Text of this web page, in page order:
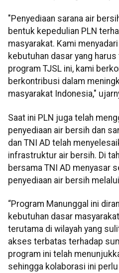
"Penyediaan sarana air
bentuk kepedulian PLN
masyarakat. Kami
kebutuhan dasar yang
program TJSL ini, kami
berkontribusi dalam
masyarakat Indonesia,"
Saat ini PLN juga telah
penyediaan air bersih dan
dan TNI AD telah
infrastruktur air bersih. Di
bersama TNI AD menyasar
penyediaan air bersih
“Program Manunggal ini
kebutuhan dasar
terutama di wilayah yang
akses terbatas terhadap
program ini telah
sehingga kolaborasi ini